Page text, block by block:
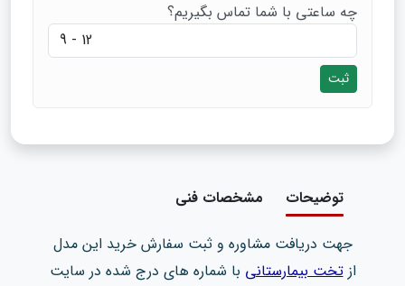
چه ساعتی با شما تماس بگیریم؟
ثبت
توضیحات مشخصات فنی
جهت دریافت مشاوره و ثبت سفارش خرید این مدل
ازتخت بیمارستانی با شماره های درج شده در سایت